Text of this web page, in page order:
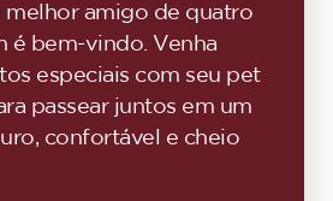
melhor amigo de quatro
é bem-vindo. Venha
especiais com seu pet
passear juntos em um
confortável e cheio